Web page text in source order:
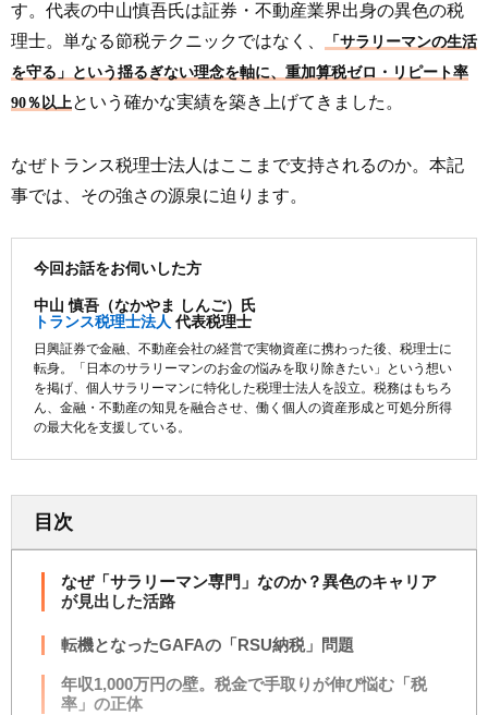
す。代表の中山慎吾氏は証券・不動産業界出身の異色の税
理士。単なる節税テクニックではなく、
「サラリーマンの生活
を守る」という揺るぎない理念を軸に、重加算税ゼロ・リピート率
90％以上という確かな実績を築き上げてきました。
なぜトランス税理士法人はここまで支持されるのか。本記
事では、その強さの源泉に迫ります。
今回お話をお伺いした方
中山 慎吾（なかやま しんご）氏
トランス税理士法人 代表税理士
日興証券で金融、不動産会社の経営で実物資産に携わった後、税理士に
転身。「日本のサラリーマンのお金の悩みを取り除きたい」という想い
を掲げ、個人サラリーマンに特化した税理士法人を設立。税務はもちろ
ん、金融・不動産の知見を融合させ、働く個人の資産形成と可処分所得
の最大化を支援している。
目次
なぜ「サラリーマン専門」なのか？異色のキャリア
が見出した活路
転機となったGAFAの「RSU納税」問題
年収1,000万円の壁。税金で手取りが伸び悩む「税
率」の正体